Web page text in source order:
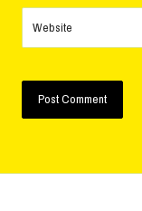
Website